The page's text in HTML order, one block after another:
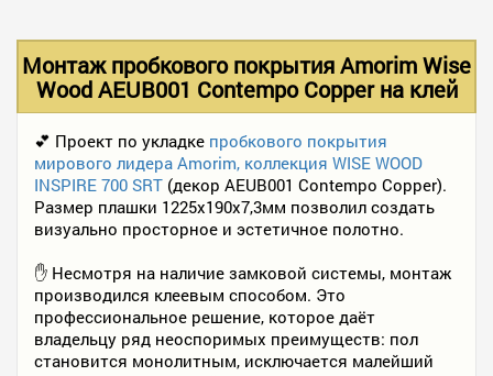
АКЦИИ
ФОТО РАБОТ
КОНТАКТЫ
ПОЛЕЗНОЕ
Монтаж пробкового покрытия Amorim Wise
Wood AEUB001 Contempo Copper на клей
💕 Проект по укладке пробкового покрытия
мирового лидера Amorim, коллекция WISE WOOD
INSPIRE 700 SRT (декор AEUB001 Contempo Copper).
Размер плашки 1225x190x7,3мм позволил создать
визуально просторное и эстетичное полотно.
✋ Несмотря на наличие замковой системы, монтаж
производился клеевым способом. Это
профессиональное решение, которое даёт
владельцу ряд неоспоримых преимуществ: пол
становится монолитным, исключается малейший